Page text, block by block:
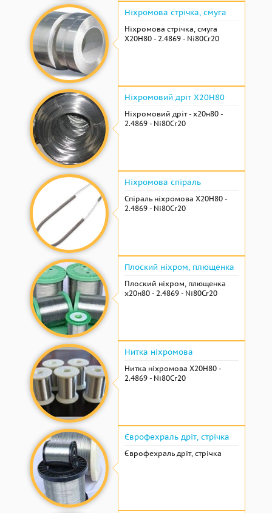
Ніхромова стрічка, смуга
Ніхромова стрічка, смуга
Х20Н80 - 2.4869 - Ni80Cr20
Ніхромовий дріт Х20Н80
Ніхромовий дріт - х20н80 -
2.4869 - Ni80Cr20
Ніхромова спіраль
Спіраль ніхромова Х20Н80 -
2.4869 - Ni80Cr20
Плоский ніхром, плющенка
Плоский ніхром, плющенка
х20н80 - 2.4869 - Ni80Cr20
Нитка ніхромова
Нитка ніхромова Х20Н80 -
2.4869 - Ni80Cr20
Єврофехраль дріт, стрічка
Єврофехраль дріт, стрічка